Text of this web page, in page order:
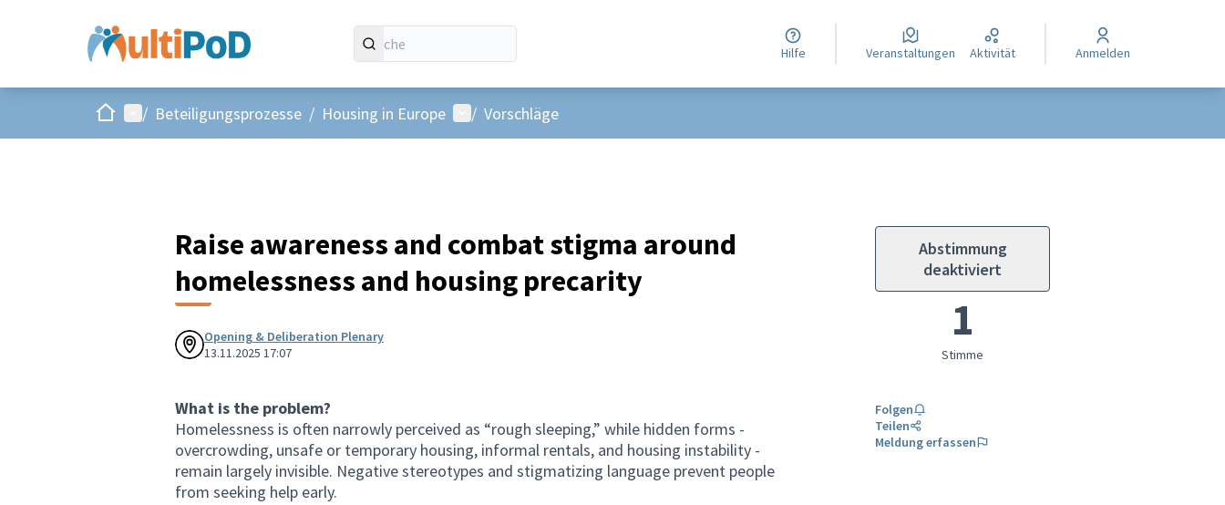
Hilfe Veranstaltungen Aktivität Anmelden
StartHauptmenü
/ Beteiligungsprozesse / Housing in Europe Benutzer-Menü
/ Vorschläge
Raise awareness and combat stigma around
homelessness and housing precarity
Opening & Deliberation Plenary
13.11.2025 17:07
What is the problem?
Homelessness is often narrowly perceived as “rough sleeping,” while hidden forms -
overcrowding, unsafe or temporary housing, informal rentals, and housing instability -
remain largely invisible. Negative stereotypes and stigmatizing language prevent people
from seeking help early.
Abstimmung
deaktiviert
1
Stimme
Folgen
Teilen
Meldung erfassen